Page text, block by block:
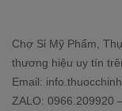
Chợ Sỉ Mỹ Phẩm,
thương hiệu uy tín
Email:
ZALO: 0966.209920